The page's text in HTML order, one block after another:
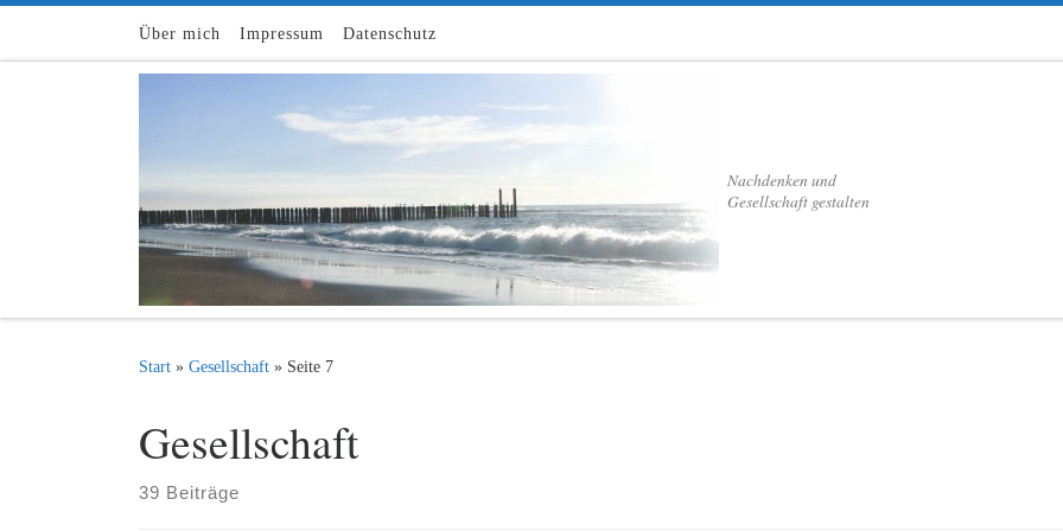
Zum Inhalt springen
Über mich Impressum Datenschutz
Nachdenken und
Gesellschaft gestalten
Start » Gesellschaft » Seite 7
Gesellschaft
39 Beiträge